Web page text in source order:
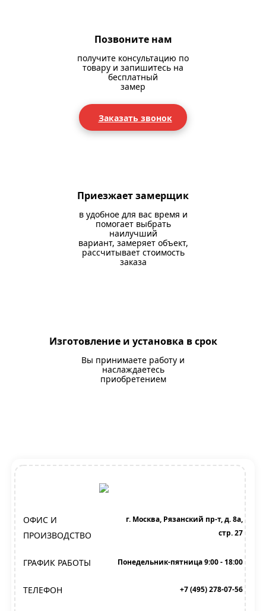
Позвоните нам
получите консультацию по
товару и запишитесь на
бесплатный
замер
Заказать звонок
Приезжает замерщик
в удобное для вас время и
помогает выбрать
наилучший
вариант, замеряет объект,
рассчитывает стоимость
заказа
Изготовление и установка в срок
Вы принимаете работу и
наслаждаетесь
приобретением
ОФИС И
ПРОИЗВОДСТВО
г. Москва, Рязанский пр-т, д. 8а,
стр. 27
ГРАФИК РАБОТЫ Понедельник-пятница 9:00 - 18:00
ТЕЛЕФОН +7 (495) 278-07-56